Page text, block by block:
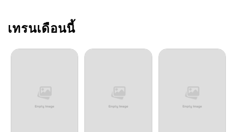
เทรนเดือนนี้